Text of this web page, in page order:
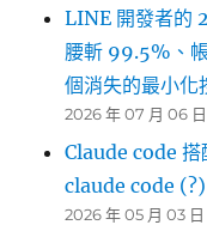
LINE 開發者的
腰斬 99.5%、
個消失的最小化
2026 年 07 月 06 日
Claude code
claude code (?)
2026 年 05 月 03 日